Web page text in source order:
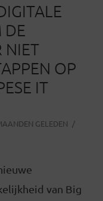
DE
NIET
OP
IT
GELEDEN
van Big